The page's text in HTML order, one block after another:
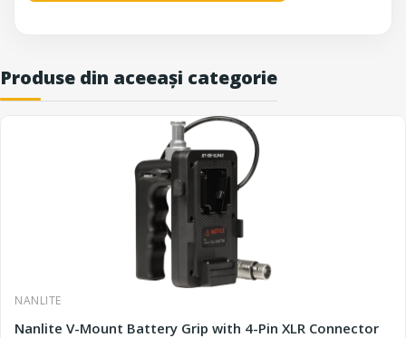
Produse din aceeași categorie
NANLITE
Nanlite V-Mount Battery Grip with 4-Pin XLR Connector